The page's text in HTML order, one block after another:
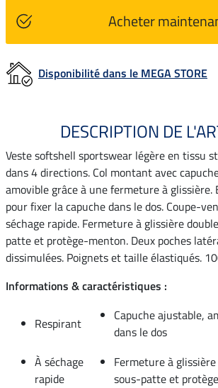
Acheter
Disponibilité dans le MEGA STORE
DESCRIPTION DE
Veste softshell sportswear légère en tissu
dans 4 directions. Col montant avec
amovible grâce à une fermeture à
pour fixer la capuche dans le dos. Coupe-
séchage rapide. Fermeture à glissière
patte et protège-menton. Deux poches
dissimulées. Poignets et taille élastiqués.
Informations & caractéristiques :
Respirant
Capuche ajustable,
dans le dos
À séchage
rapide
Fermeture à
sous-patte et